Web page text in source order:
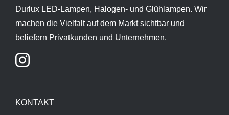
Durlux LED-Lampen, Halogen- und Glühlampen. Wir
machen die Vielfalt auf dem Markt sichtbar und
beliefern Privatkunden und Unternehmen.
KONTAKT